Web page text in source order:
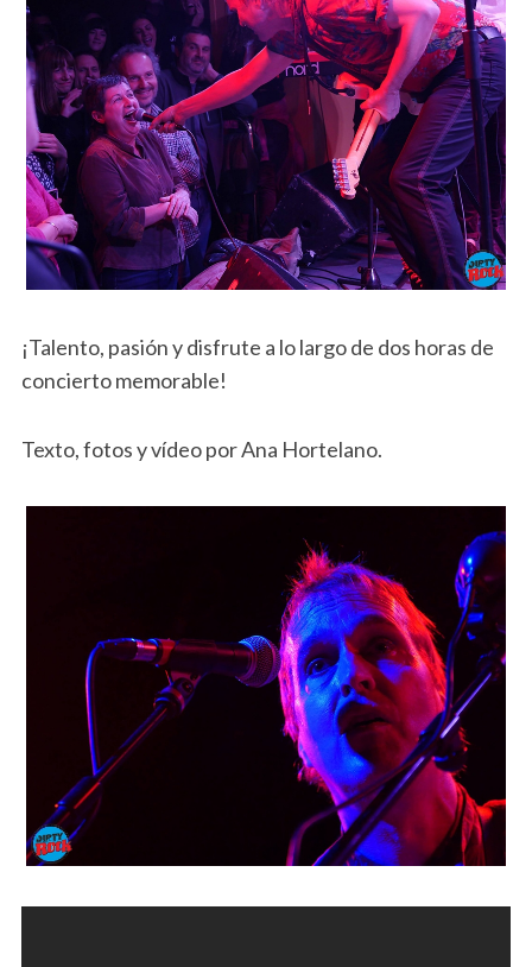
¡Talento, pasión y disfrute a lo largo de dos horas de
concierto memorable!
Texto, fotos y vídeo por Ana Hortelano.